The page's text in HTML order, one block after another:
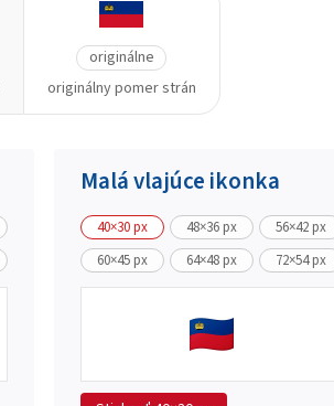
originálne
originálny pomer strán
Malá vlajúce ikonka
40×30 px 48×36 px
56×42 px
60×45 px
64×48 px 72×54 px